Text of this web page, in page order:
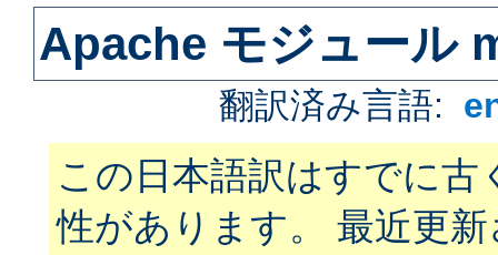
Apache モジュール
翻訳済み言語:
この日本語訳はすでに古
性があります。 最近更